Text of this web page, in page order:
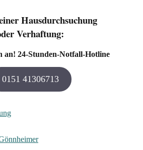
Haus­durchsuchung
Verhaftung:
an! 24-Stunden-Notfall-Hotline
0151 41306713